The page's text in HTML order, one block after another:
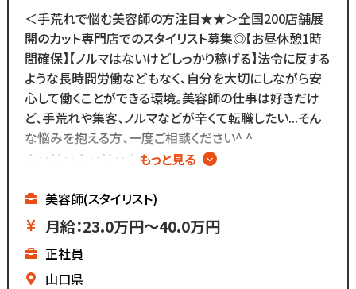
在籍しているので
分からないことがあれば
すぐに聞くことができる環境です◎
メニューはカットのみなので
難しい業務内容はありません！
また、担当・予約制ではなく
お客様とは最低限しか
会話をしないスタイルなので
お客様との関係作りが苦手...
という方にもピッタリ◎
＜手荒れで悩む美容師の方注目★★＞全国200店舗展
開のカット専門店でのスタイリスト募集◎【お昼休憩1時
間確保】【ノルマはないけどしっかり稼げる】法令に反する
ような長時間労働などもなく、自分を大切にしながら安
心して働くことができる環境。美容師の仕事は好きだけ
ど、手荒れや集客、ノルマなどが辛くて転職したい...そん
な悩みを抱える方、一度ご相談ください^ ^
∴‥∵‥∴‥∵‥∴‥
▼ノルマはないけど
基本給が高いのでしっかり稼げる
▼残業ほぼなし
▼全国200店舗展開
▼地域に愛される安心経営
もっと見る
美容師(スタイリスト)
月給：23.0万円～40.0万円
正社員
山口県